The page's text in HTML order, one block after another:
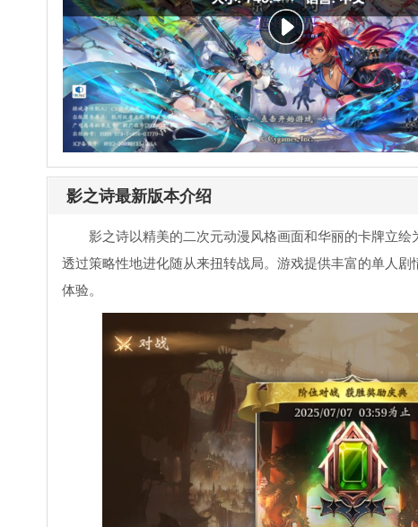
影之诗最新版本介绍
影之诗以精美的二次元动漫风格画面和华丽的卡牌立
透过策略性地进化随从来扭转战局。游戏提供丰富的单人
体验。